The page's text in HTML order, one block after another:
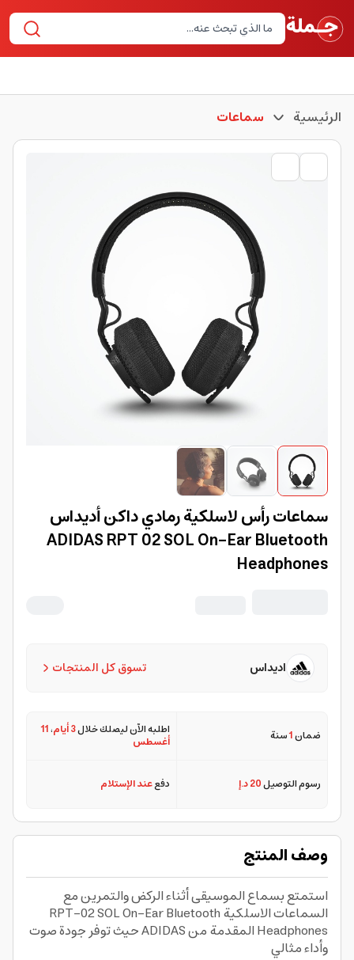
الرئيسية سماعات
سماعات رأس لاسلكية رمادي داكن أديداس
ADIDAS RPT 02 SOL On-Ear Bluetooth
Headphones
تسوق كل المنتجات اديداس
ضمان1سنة اطلبه الآن ليصلك خلال3 أيام ،11
أغسطس
رسوم التوصيل20 د.إ دفععند الإستلام
وصف المنتج
استمتع بسماع الموسيقى أثناء الركض والتمرين مع
السماعات الاسلكية RPT-02 SOL On-Ear Bluetooth
Headphones المقدمة من ADIDAS حيث توفر جودة صوت
وأداء مثالي